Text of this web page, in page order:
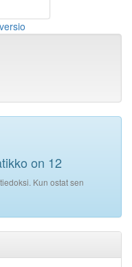
on 12
Kun ostat sen